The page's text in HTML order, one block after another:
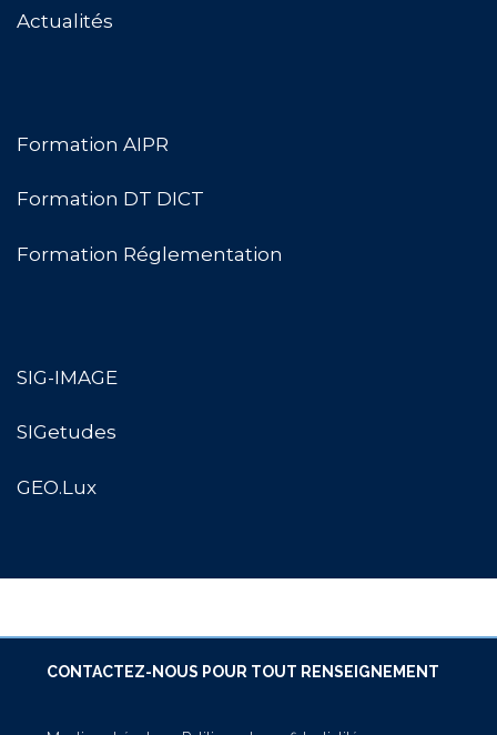
Actualités
Formation AIPR
Formation DT DICT
Formation Réglementation
SIG-IMAGE
SIGetudes
GEO.Lux
CONTACTEZ-NOUS POUR TOUT RENSEIGNEMENT